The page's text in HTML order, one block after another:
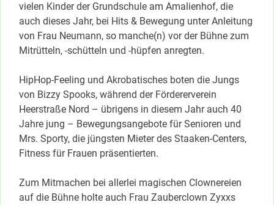
vielen Kinder der Grundschule am Amalienhof, die
auch dieses Jahr, bei Hits & Bewegung unter Anleitung
von Frau Neumann, so manche(n) vor der Bühne zum
Mitrütteln, -schütteln und -hüpfen anregten.
HipHop-Feeling und Akrobatisches boten die Jungs
von Bizzy Spooks, während der Fördererverein
Heerstraße Nord – übrigens in diesem Jahr auch 40
Jahre jung – Bewegungsangebote für Senioren und
Mrs. Sporty, die jüngsten Mieter des Staaken-Centers,
Fitness für Frauen präsentierten.
Zum Mitmachen bei allerlei magischen Clownereien
auf die Bühne holte auch Frau Zauberclown Zyxxs